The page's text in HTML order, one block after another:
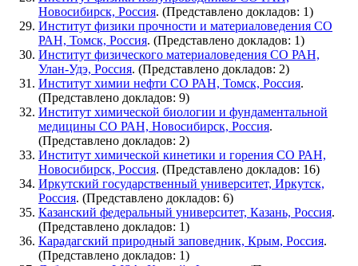
Новосибирск, Россия. (Представлено докладов: 1)
Институт физики прочности и материаловедения СО
РАН, Томск, Россия. (Представлено докладов: 1)
Институт физического материаловедения СО РАН,
Улан-Удэ, Россия. (Представлено докладов: 2)
Институт химии нефти СО РАН, Томск, Россия.
(Представлено докладов: 9)
Институт химической биологии и фундаментальной
медицины СО РАН, Новосибирск, Россия.
(Представлено докладов: 2)
Институт химической кинетики и горения СО РАН,
Новосибирск, Россия. (Представлено докладов: 16)
Иркутский государственный университет, Иркутск,
Россия. (Представлено докладов: 6)
Казанский федеральный университет, Казань, Россия.
(Представлено докладов: 1)
Карадагский природный заповедник, Крым, Россия.
(Представлено докладов: 1)